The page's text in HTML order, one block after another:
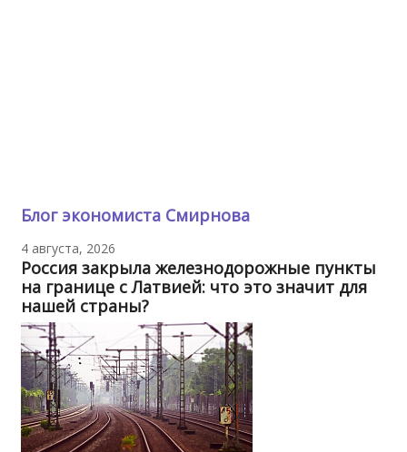
Блог экономиста Смирнова
4 августа, 2026
Россия закрыла железнодорожные пункты
на границе с Латвией: что это значит для
нашей страны?